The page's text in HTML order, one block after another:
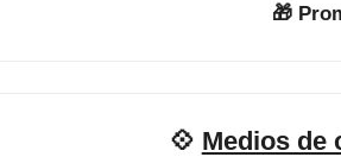
🎁
💠 Medios de